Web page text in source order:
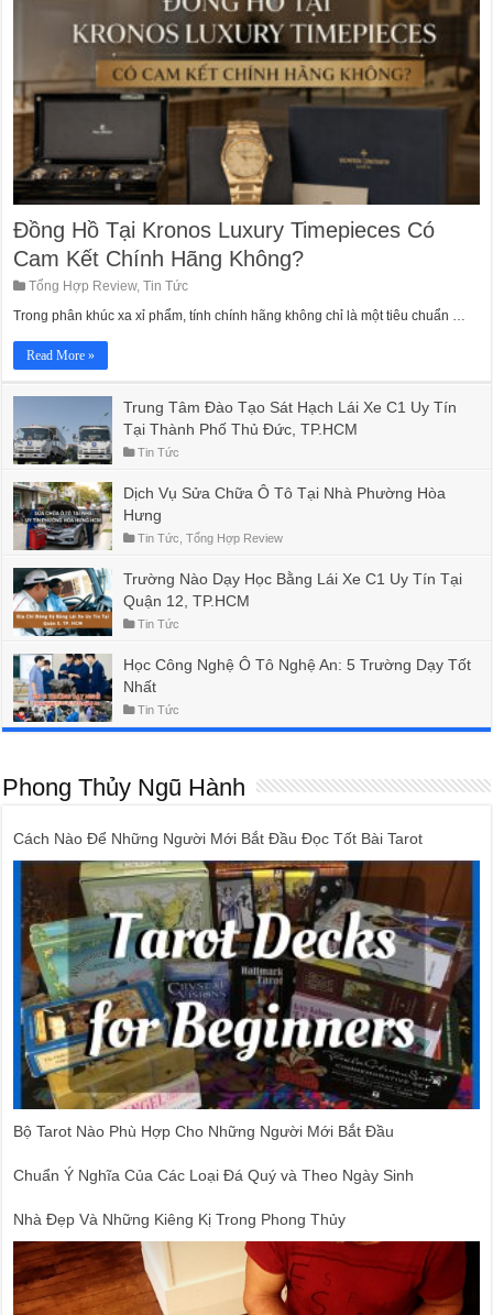
Đồng Hồ Tại Kronos Luxury Timepieces Có
Cam Kết Chính Hãng Không?
Tổng Hợp Review,Tin Tức
Trong phân khúc xa xỉ phẩm, tính chính hãng không chỉ là một tiêu chuẩn …
Read More »
Trung Tâm Đào Tạo Sát Hạch Lái Xe C1 Uy Tín
Tại Thành Phố Thủ Đức, TP.HCM
Tin Tức
Dịch Vụ Sửa Chữa Ô Tô Tại Nhà Phường Hòa
Hưng
Tin Tức,Tổng Hợp Review
Trường Nào Dạy Học Bằng Lái Xe C1 Uy Tín Tại
Quận 12, TP.HCM
Tin Tức
Học Công Nghệ Ô Tô Nghệ An: 5 Trường Dạy Tốt
Nhất
Tin Tức
Phong Thủy Ngũ Hành
Cách Nào Để Những Người Mới Bắt Đầu Đọc Tốt Bài Tarot
Bộ Tarot Nào Phù Hợp Cho Những Người Mới Bắt Đầu
Chuẩn Ý Nghĩa Của Các Loại Đá Quý và Theo Ngày Sinh
Nhà Đẹp Và Những Kiêng Kị Trong Phong Thủy